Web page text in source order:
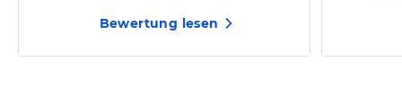
Bewertung lesen